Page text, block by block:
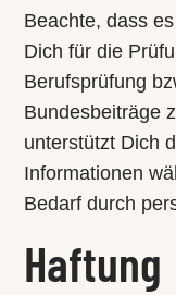
Beachte, dass
Dich für die
Berufsprüfung
Bundesbeiträge
unterstützt Dich
Informationen
Bedarf durch
Haftung